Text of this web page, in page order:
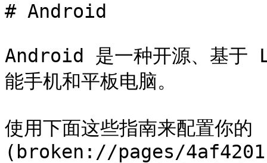
# Android
Android 是一种开源、基于
能手机和平板电脑。
使用下面这些指南来配置你
(broken://pages/